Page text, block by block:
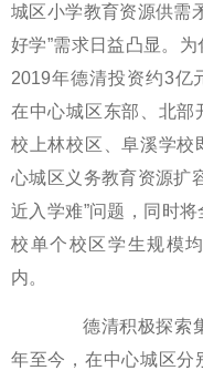
城区小学教育资源供需
好学”需求日益凸显。为
2019年德清投资约3亿
在中心城区东部、北部
校上林校区、阜溪学校
心城区义务教育资源扩
近入学难”问题，同时
校单个校区学生规模
内。
德清积极探索集
年至今，在中心城区分